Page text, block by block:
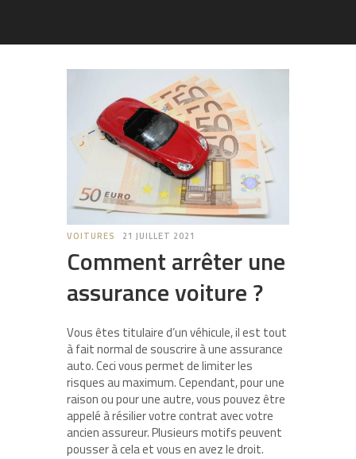
VOITURES 21 JUILLET 2021
Comment arrêter une
assurance voiture ?
Vous êtes titulaire d’un véhicule, il est tout
à fait normal de souscrire à une assurance
auto. Ceci vous permet de limiter les
risques au maximum. Cependant, pour une
raison ou pour une autre, vous pouvez être
appelé à résilier votre contrat avec votre
ancien assureur. Plusieurs motifs peuvent
pousser à cela et vous en avez le droit.